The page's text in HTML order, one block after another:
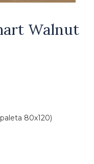
Walnut
80x120)